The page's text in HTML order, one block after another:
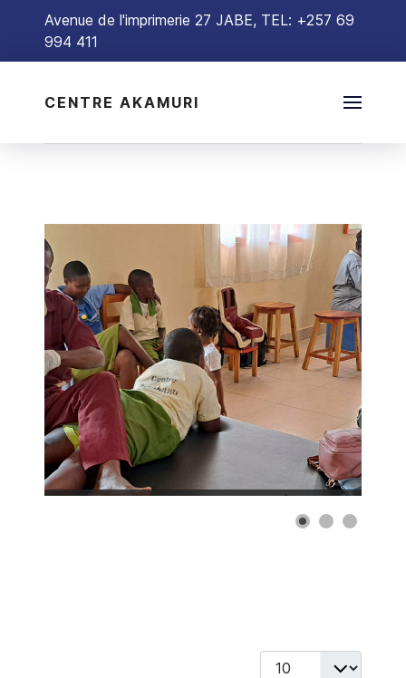
Avenue de l'imprimerie 27 JABE, TEL: +257 69
994 411
CENTRE AKAMURI
Display #